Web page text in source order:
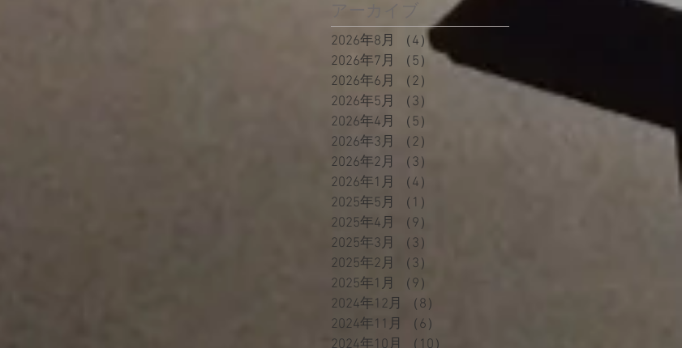
2026年8月 （4）
2026年7月
（5）
5件の記事
2026年6月
（2）
2件の記事
2026年5月
（3）
2026年4月
（5）
2026年3月
（2）
2026年2月
（3）
2026年1月
（4）
2025年5月
（1）
2025年4月
（9）
2025年3月
（3）
2025年2月
（3）
2025年1月
（9）
2024年12月
（8）
2024年11月
（6）
2024年10月
（10）